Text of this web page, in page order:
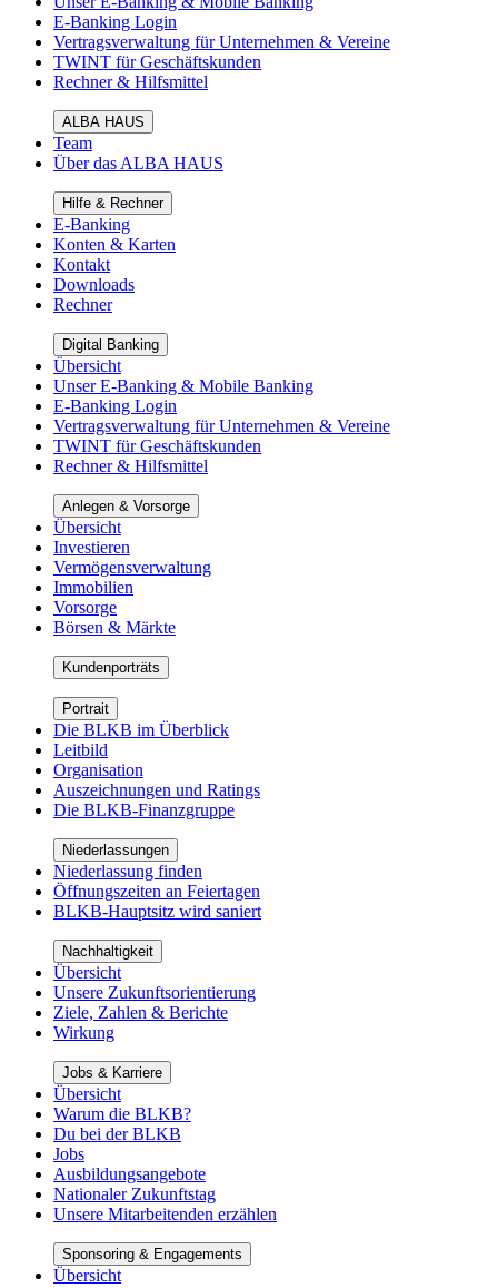
E-Banking Login
Vertragsverwaltung für Unternehmen & Vereine
TWINT für Geschäftskunden
Rechner & Hilfsmittel
ALBA HAUS
Team
Über das ALBA HAUS
Hilfe & Rechner
E-Banking
Konten & Karten
Kontakt
Downloads
Rechner
Digital Banking
Übersicht
Unser E-Banking & Mobile Banking
E-Banking Login
Vertragsverwaltung für Unternehmen & Vereine
TWINT für Geschäftskunden
Rechner & Hilfsmittel
Anlegen & Vorsorge
Übersicht
Investieren
Vermögensverwaltung
Immobilien
Vorsorge
Börsen & Märkte
Kundenporträts
Portrait
Die BLKB im Überblick
Leitbild
Organisation
Auszeichnungen und Ratings
Die BLKB-Finanzgruppe
Niederlassungen
Niederlassung finden
Öffnungszeiten an Feiertagen
BLKB-Hauptsitz wird saniert
Nachhaltigkeit
Übersicht
Unsere Zukunftsorientierung
Ziele, Zahlen & Berichte
Wirkung
Jobs & Karriere
Übersicht
Warum die BLKB?
Du bei der BLKB
Jobs
Ausbildungsangebote
Nationaler Zukunftstag
Unsere Mitarbeitenden erzählen
Sponsoring & Engagements
Übersicht